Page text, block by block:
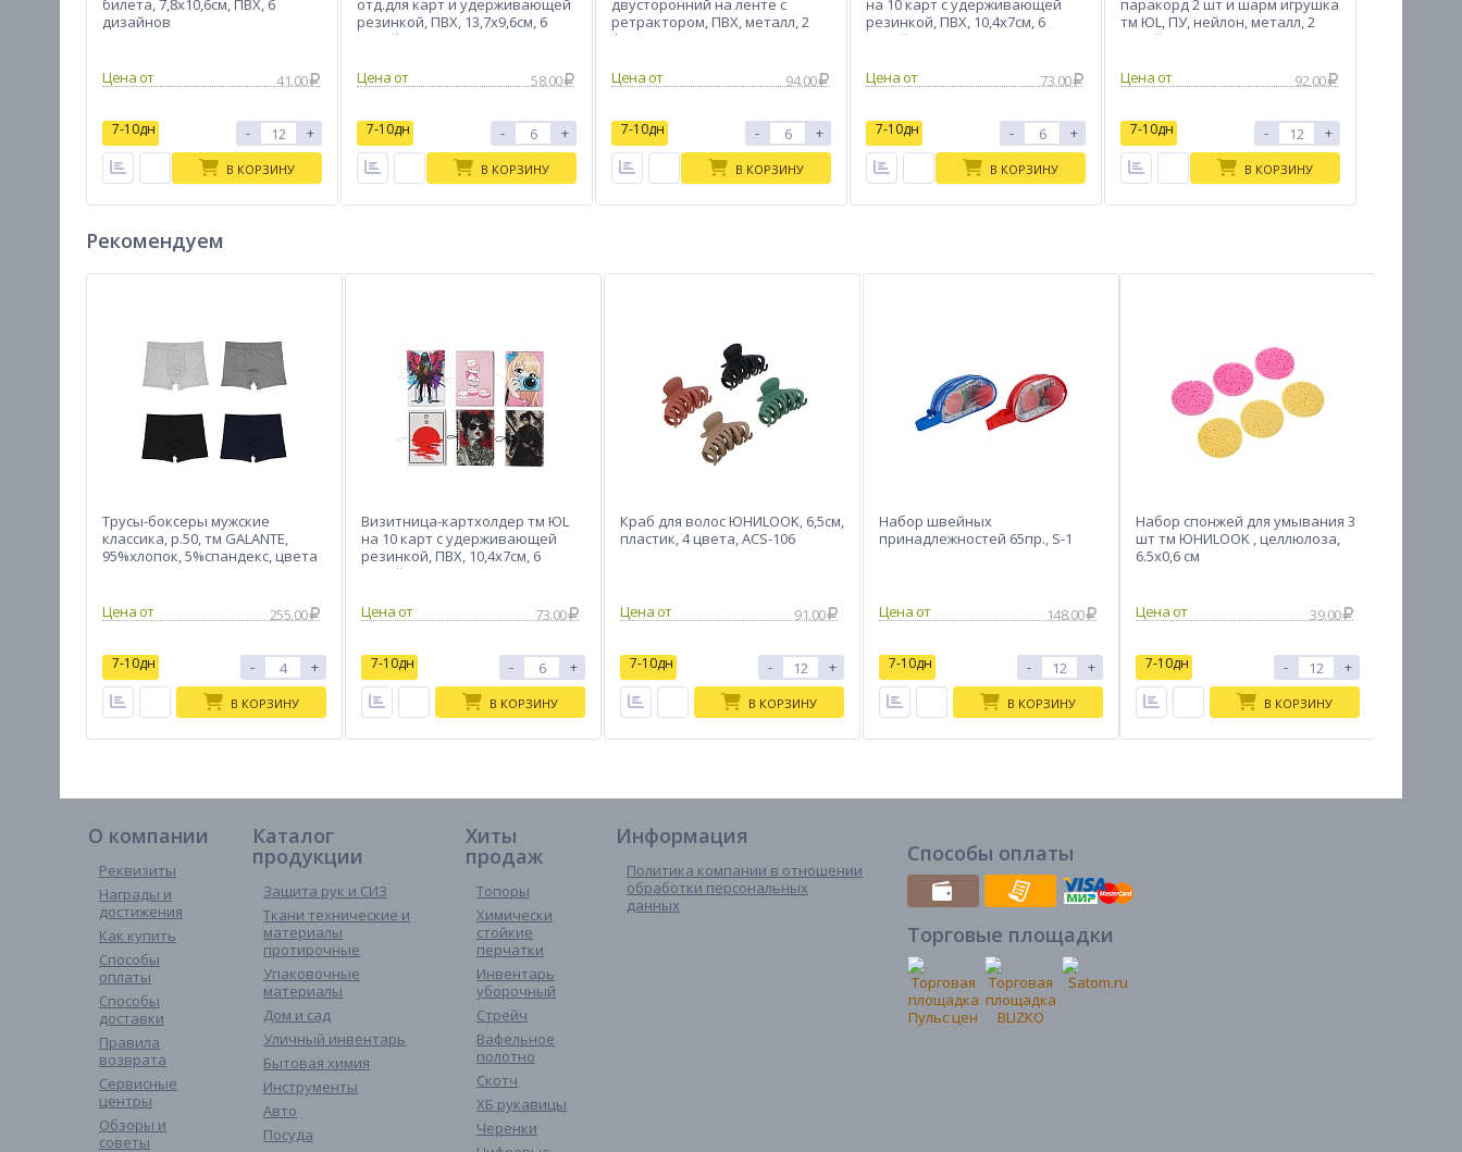
билета, 7,8x10,6см, ПВХ, 6
дизайнов
Цена от 41.00
7-10дн - +
В КОРЗИНУ
отд.для карт и удерживающей
резинкой, ПВХ, 13,7х9,6см, 6
дизайнов, #3
Цена от
58.00
7-10дн - +
В КОРЗИНУ
двусторонний на ленте с
ретрактором, ПВХ, металл, 2
формы по 3 цвета
Цена от
94.00
7-10дн - +
В КОРЗИНУ
на 10 карт с удерживающей
резинкой, ПВХ, 10,4х7см, 6
дизайнов
Цена от
73.00
7-10дн - +
В КОРЗИНУ
паракорд 2 шт и шарм игрушка
тм ЮL, ПУ, нейлон, металл, 2
дизайна
Цена от
92.00
7-10дн - +
В КОРЗИНУ
Рекомендуем
Трусы-боксеры мужские
классика, р.50, тм GALANTE,
95%хлопок, 5%спандекс, цвета
255.00
7-10дн - +
В КОРЗИНУ
Визитница-картхолдер тм ЮL
на 10 карт с удерживающей
резинкой, ПВХ, 10,4х7см, 6
дизайнов
73.00
7-10дн - +
В КОРЗИНУ
Краб для волос ЮНИLOOK, 6,5см,
пластик, 4 цвета, ACS-106
91.00
7-10дн - +
В КОРЗИНУ
Набор швейных
принадлежностей 65пр., S-1
148.00
7-10дн - +
В КОРЗИНУ
Набор спонжей для умывания 3
шт тм ЮНИLOOK , целлюлоза,
6.5x0,6 см
39.00
7-10дн - +
В КОРЗИНУ
О компании
Реквизиты
Награды и
достижения
Как купить
Способы
оплаты
Способы
доставки
Правила
возврата
Сервисные
центры
Обзоры и
советы
Каталог
продукции
Защита рук и СИЗ
Ткани технические и
материалы
протирочные
Упаковочные
материалы
Дом и сад
Уличный инвентарь
Бытовая химия
Инструменты
Авто
Посуда
Хиты
продаж
Топоры
Химически
стойкие
перчатки
Инвентарь
уборочный
Стрейч
Вафельное
полотно
Скотч
ХБ рукавицы
Черенки
Информация
Политика компании в отношении
обработки персональных
данных
Способы оплаты
Торговые площадки